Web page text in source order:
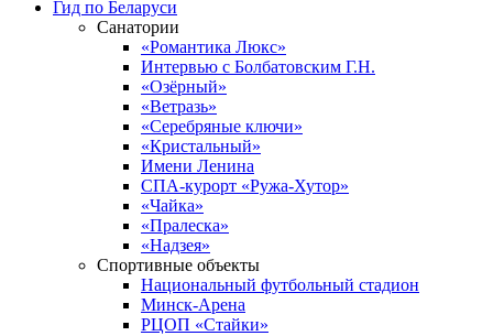
Гид по Беларуси
Санатории
«Романтика Люкс»
Интервью с Болбатовским Г.Н.
«Озёрный»
«Ветразь»
«Серебряные ключи»
«Кристальный»
Имени Ленина
СПА-курорт «Ружа-Хутор»
«Чайка»
«Пралеска»
«Надзея»
Спортивные объекты
Национальный футбольный стадион
Минск-Арена
РЦОП «Стайки»